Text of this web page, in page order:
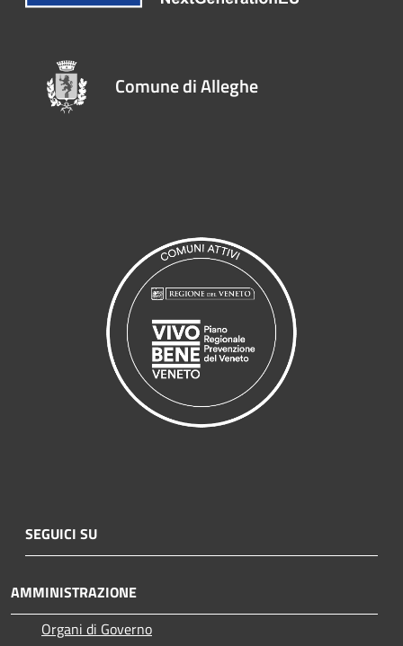
Comune di Alleghe
SEGUICI SU
AMMINISTRAZIONE
Organi di Governo